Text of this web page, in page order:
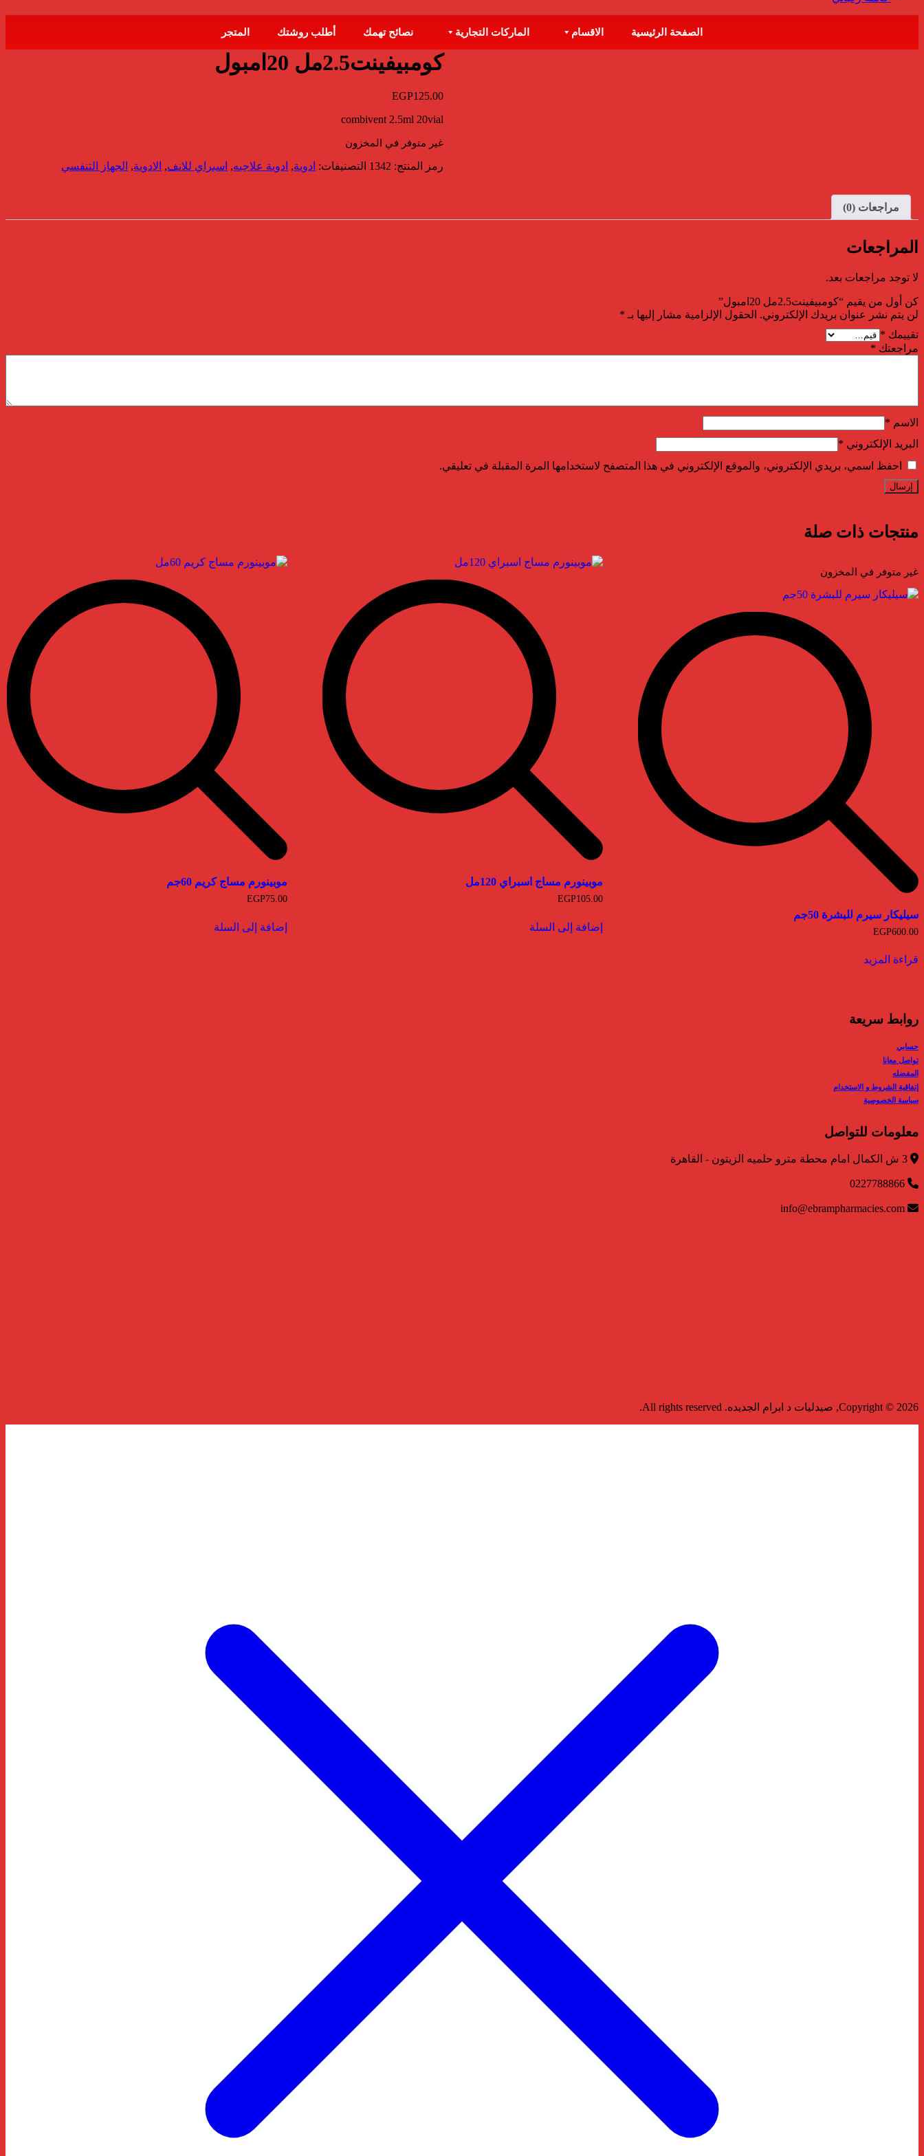
الصفحة الرئيسية الاقسام الماركات التجارية نصائح تهمك أطلب روشتك المتجر
كومبيفينت2.5مل 20امبول
EGP125.00
combivent 2.5ml 20vial
غير متوفر في المخزون
رمز المنتج: 1342 التصنيفات: ادوية, ادوية علاجيه, اسبراي للانف, الادوية, الجهاز التنفسي
مراجعات (0)
المراجعات
لا توجد مراجعات بعد.
كن أول من يقيم “كومبيفينت2.5مل 20امبول”
لن يتم نشر عنوان بريدك الإلكتروني. الحقول الإلزامية مشار إليها بـ *
تقييمك *
مراجعتك *
الاسم *
البريد الإلكتروني *
احفظ اسمي، بريدي الإلكتروني، والموقع الإلكتروني في هذا المتصفح لاستخدامها المرة المقبلة في تعليقي.
منتجات ذات صلة
غير متوفر في المخزون
سيليكار سيرم للبشرة 50جم
EGP600.00
قراءة المزيد
موبينورم مساج اسبراي 120مل
EGP105.00
إضافة إلى السلة
موبينورم مساج كريم 60جم
EGP75.00
إضافة إلى السلة
روابط سريعة
حسابي
تواصل معانا
المفضله
إتفاقية الشروط و الاستخدام
سياسة الخصوصية
معلومات للتواصل
Copyright © 2026, صيدليات د ابرام الجديده. All rights reserved.